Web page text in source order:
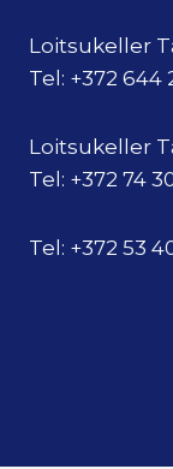
Loitsukeller
Tel: +372 644
Loitsukeller
Tel: +372 74
Tel: +372 53